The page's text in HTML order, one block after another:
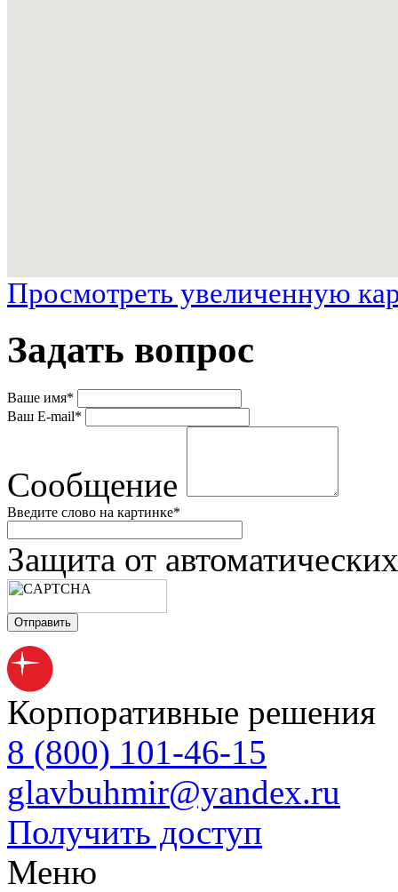
Просмотреть увеличенную
Задать вопрос
Ваше имя*
Ваш E-mail*
Сообщение
Введите слово на картинке*
Защита от
Корпоративные решения
8 (800) 101-46-15
glavbuhmir@yandex.ru
Получить доступ
Меню